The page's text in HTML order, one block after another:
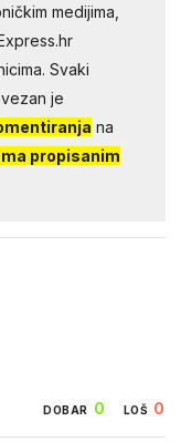
medijima,
Svaki
je
na
propisanim
DOBAR 0 LOŠ 0